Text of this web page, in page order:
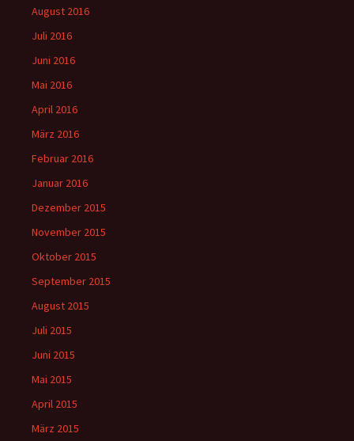
August 2016
Juli 2016
Juni 2016
Mai 2016
April 2016
März 2016
Februar 2016
Januar 2016
Dezember 2015
November 2015
Oktober 2015
September 2015
August 2015
Juli 2015
Juni 2015
Mai 2015
April 2015
März 2015